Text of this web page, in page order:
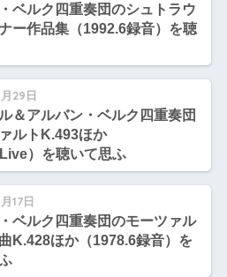
ベルク四重奏団のシュトラウ
ー作品集（1992.6録音）を聴
29日
＆アルバン・ベルク四重奏団
ルトK.493ほか
）を聴いて思ふ
17日
ベルク四重奏団のモーツァル
K.428ほか（1978.6録音）を